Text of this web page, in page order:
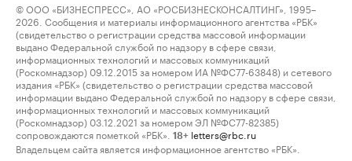
© ООО «БИЗНЕСПРЕСС», АО «РОСБИЗНЕСКОНСАЛТИНГ», 1995–
2026. Сообщения и материалы информационного агентства «РБК»
(свидетельство о регистрации средства массовой информации
выдано Федеральной службой по надзору в сфере связи,
информационных технологий и массовых коммуникаций
(Роскомнадзор) 09.12.2015 за номером ИА №ФС77-63848) и сетевого
издания «РБК» (свидетельство о регистрации средства массовой
информации выдано Федеральной службой по надзору в сфере связи,
информационных технологий и массовых коммуникаций
(Роскомнадзор) 03.12.2021 за номером ЭЛ №ФС77-82385)
сопровождаются пометкой «РБК».
18+ letters@rbc.ru
Владельцем сайта является информационное агентство «РБК».